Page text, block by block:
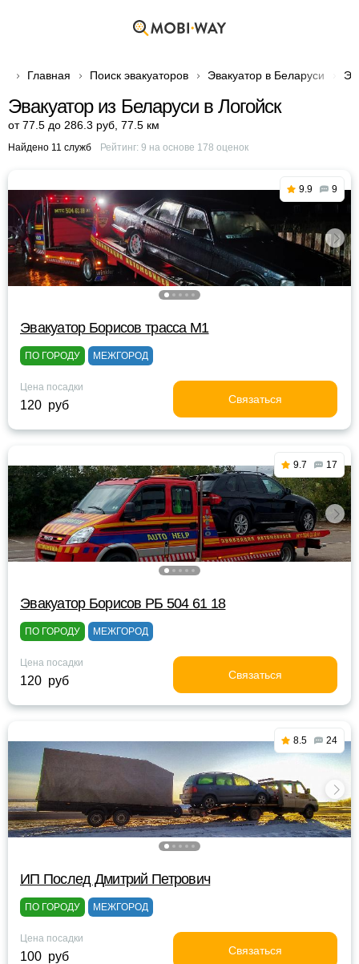
Главная Поиск эвакуаторов Эвакуатор в Беларуси
Эвакуатор из Беларуси в Логойск
от 77.5 до 286.3 руб 77.5 км
Найдено 11 служб Рейтинг: 9 на основе 178 оценок
9.9 9
Эвакуатор Борисов трасса М1
ПО ГОРОДУ МЕЖГОРОД
Цена посадки
120 руб Связаться
9.7 17
Эвакуатор Борисов РБ 504 61 18
ПО ГОРОДУ МЕЖГОРОД
Цена посадки
120 руб Связаться
8.5 24
ИП Послед Дмитрий Петрович
ПО ГОРОДУ МЕЖГОРОД
Цена посадки
100 руб Связаться